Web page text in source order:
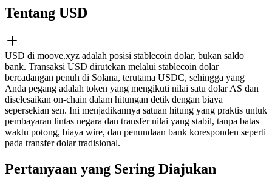
Tentang USD
USD di moove.xyz adalah posisi stablecoin dolar, bukan saldo
bank. Transaksi USD dirutekan melalui stablecoin dolar
bercadangan penuh di Solana, terutama USDC, sehingga yang
Anda pegang adalah token yang mengikuti nilai satu dolar AS dan
diselesaikan on-chain dalam hitungan detik dengan biaya
sepersekian sen. Ini menjadikannya satuan hitung yang praktis untuk
pembayaran lintas negara dan transfer nilai yang stabil, tanpa batas
waktu potong, biaya wire, dan penundaan bank koresponden seperti
pada transfer dolar tradisional.
Pertanyaan yang Sering Diajukan